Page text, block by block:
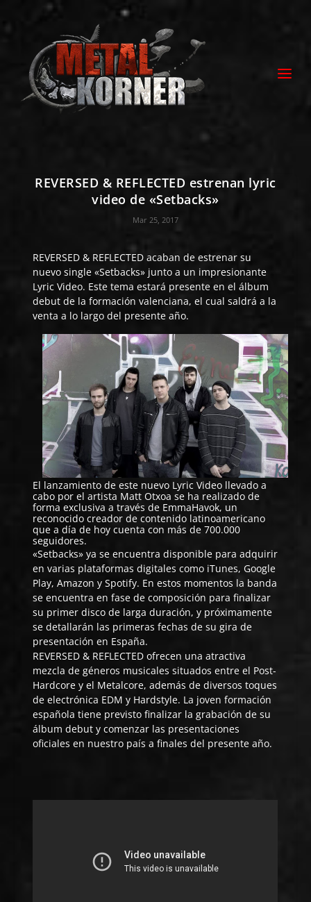
REVERSED & REFLECTED estrenan lyric
video de «Setbacks»
Mar 25, 2017
REVERSED & REFLECTED acaban de estrenar su
nuevo single «Setbacks» junto a un impresionante
Lyric Video. Este tema estará presente en el álbum
debut de la formación valenciana, el cual saldrá a la
venta a lo largo del presente año.
El lanzamiento de este nuevo Lyric Video llevado a
cabo por el artista Matt Otxoa se ha realizado de
forma exclusiva a través de EmmaHavok, un
reconocido creador de contenido latinoamericano
que a día de hoy cuenta con más de 700.000
seguidores.
«Setbacks» ya se encuentra disponible para adquirir
en varias plataformas digitales como iTunes, Google
Play, Amazon y Spotify. En estos momentos la banda
se encuentra en fase de composición para finalizar
su primer disco de larga duración, y próximamente
se detallarán las primeras fechas de su gira de
presentación en España.
REVERSED & REFLECTED ofrecen una atractiva
mezcla de géneros musicales situados entre el Post-
Hardcore y el Metalcore, además de diversos toques
de electrónica EDM y Hardstyle. La joven formación
española tiene previsto finalizar la grabación de su
álbum debut y comenzar las presentaciones
oficiales en nuestro país a finales del presente año.